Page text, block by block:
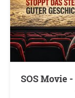
SOS Movie - Stoppt das Sterben guter